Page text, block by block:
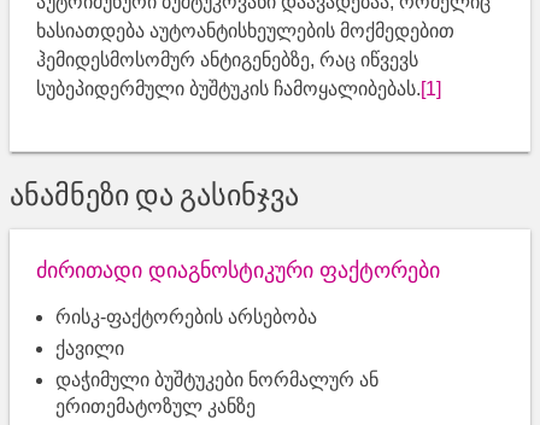
ხასიათდება აუტოანტისხეულების მოქმედებით
ჰემიდესმოსომურ ანტიგენებზე, რაც იწვევს
სუბეპიდერმული ბუშტუკის ჩამოყალიბებას.[1]
ანამნეზი და გასინჯვა
ძირითადი დიაგნოსტიკური ფაქტორები
რისკ-ფაქტორების არსებობა
ქავილი
დაჭიმული ბუშტუკები ნორმალურ ან
ერითემატოზულ კანზე